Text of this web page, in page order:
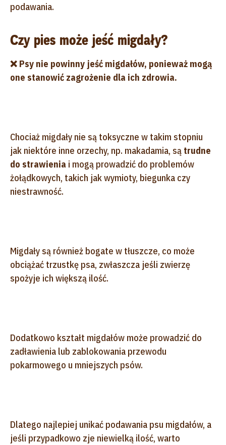
podawania.
Czy pies może jeść migdały?
❌ Psy nie powinny jeść migdałów, ponieważ mogą
one stanowić zagrożenie dla ich zdrowia.
Chociaż migdały nie są toksyczne w takim stopniu
jak niektóre inne orzechy, np. makadamia, są trudne
do strawienia i mogą prowadzić do problemów
żołądkowych, takich jak wymioty, biegunka czy
niestrawność.
Migdały są również bogate w tłuszcze, co może
obciążać trzustkę psa, zwłaszcza jeśli zwierzę
spożyje ich większą ilość.
Dodatkowo kształt migdałów może prowadzić do
zadławienia lub zablokowania przewodu
pokarmowego u mniejszych psów.
Dlatego najlepiej unikać podawania psu migdałów, a
jeśli przypadkowo zje niewielką ilość, warto